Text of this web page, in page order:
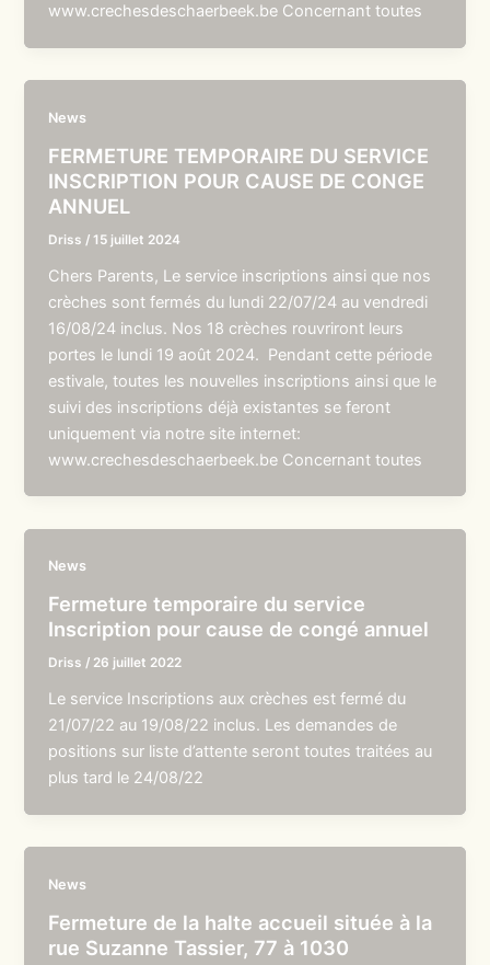
www.crechesdeschaerbeek.be Concernant toutes
News
FERMETURE TEMPORAIRE DU SERVICE
INSCRIPTION POUR CAUSE DE CONGE
ANNUEL
Driss /15 juillet 2024
Chers Parents, Le service inscriptions ainsi que nos
crèches sont fermés du lundi 22/07/24 au vendredi
16/08/24 inclus. Nos 18 crèches rouvriront leurs
portes le lundi 19 août 2024. Pendant cette période
estivale, toutes les nouvelles inscriptions ainsi que le
suivi des inscriptions déjà existantes se feront
uniquement via notre site internet:
www.crechesdeschaerbeek.be Concernant toutes
News
Fermeture temporaire du service
Inscription pour cause de congé annuel
Driss / 26 juillet 2022
Le service Inscriptions aux crèches est fermé du
21/07/22 au 19/08/22 inclus. Les demandes de
positions sur liste d’attente seront toutes traitées au
plus tard le 24/08/22
News
Fermeture de la halte accueil située à la
rue Suzanne Tassier, 77 à 1030